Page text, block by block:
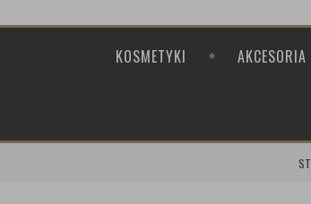
KOSMETYKI AKCESORIA